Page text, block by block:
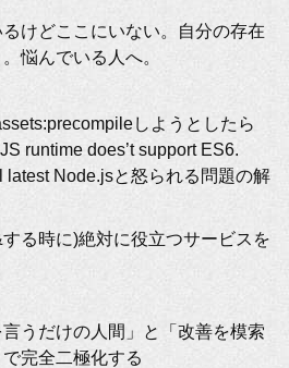
けどここにいない。自分の存在
悩んでいる人へ。
しようとしたら
runtime does’t support ES6.
latest Node.jsと怒られる問題の解
る時に)絶対に役立つサービスを
言うだけの人間」と「改善を模索
完全二極化する